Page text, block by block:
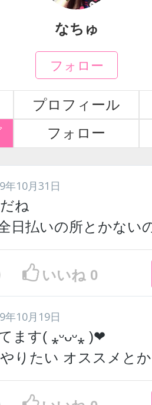
なちゅ
フォロー
プロフィール
フォロー
年10月31日
ね
日払いの所とかない
いいね 0
年10月19日
ます( ⁎ᵕᴗᵕ⁎ )❤︎
りたい オススメと